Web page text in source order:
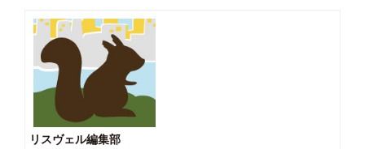
リスヴェル編集部